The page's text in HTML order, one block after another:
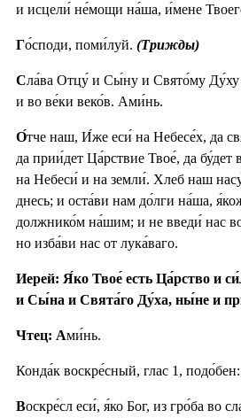
и исцели́ не́мощи на́ша, и́мене
Го́споди, поми́луй. (Трижды)
Сла́ва Отцу́ и Сы́ну и Свято́му
и во ве́ки веко́в. Ами́нь.
О́тче наш, И́же еси́ на Небесе́х, да
да прии́дет Ца́рствие Твое́, да бу́дет
на Небеси́ и на земли́. Хлеб наш
днесь; и оста́ви нам до́лги на́ша,
должнико́м на́шим; и не введи́ нас
но изба́ви нас от лука́ваго.
Иерей: Я́ко Твое́ есть Ца́рство и
и Сы́на и Свята́го Ду́ха, ны́не и
Чтец: Ами́нь.
Конда́к воскре́сный, глас 1,
Воскре́сл еси́, я́ко Бог, из гро́ба во